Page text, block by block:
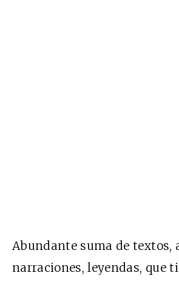
Abundante suma de textos,
narraciones, leyendas, que